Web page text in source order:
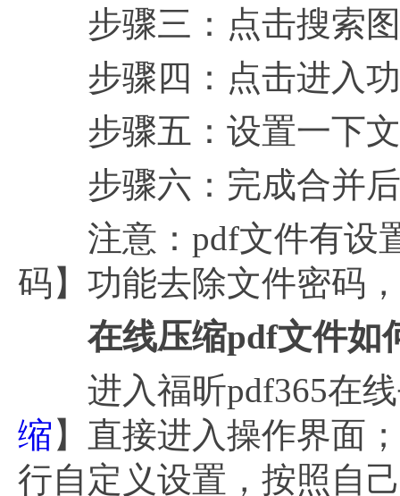
步骤三：点击搜索图
步骤四：点击进入功
步骤五：设置一下文
步骤六：完成合并后
注意：pdf文件有设置
码】功能去除文件密码
在线压缩pdf文件如
进入福昕pdf365在线
缩 】直接进入操作界面
行自定义设置，按照自